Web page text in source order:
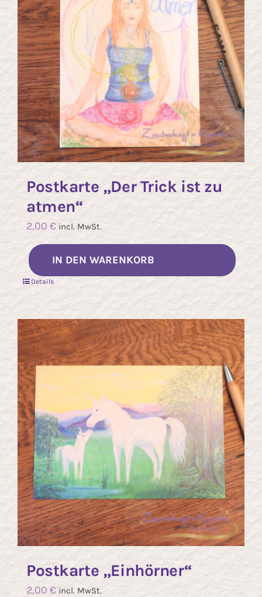
Postkarte „Der Trick ist zu
atmen“
2,00 € incl. MwSt.
IN DEN WARENKORB
Details
Postkarte „Einhörner“
2,00 € incl. MwSt.